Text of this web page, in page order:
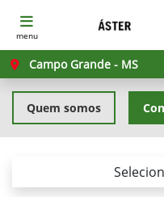
menu
Campo Grande - MS
Quem somos